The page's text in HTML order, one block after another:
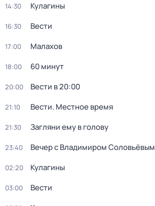
14:30 Кулагины
16:30 Вести
17:00 Малахов
18:00 60 минут
20:00 Вести в 20:00
21:10 Вести. Местное время
21:30 Загляни ему в голову
23:40 Вечер с Владимиром Соловьёвым
02:20 Кулагины
03:00 Вести